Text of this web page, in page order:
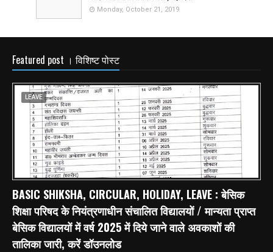
Monday, October 21, 2019
Featured post । विशिष्ट पोस्ट
LEAVE
BASIC SHIKSHA, CIRCULAR, HOLIDAY, LEAVE : बेसिक
शिक्षा परिषद के नियंत्रणाधीन संचालित विद्यालयों / मान्यता प्राप्त
बेसिक विद्यालयों में वर्ष 2025 में दिये जाने वाले अवकाशों की
तालिका जारी, करें डॉउनलोड